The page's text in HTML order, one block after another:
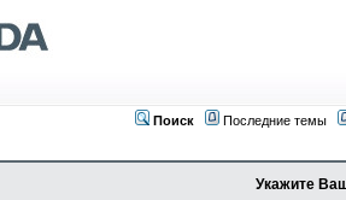
Поиск
Последние темы
Укажите